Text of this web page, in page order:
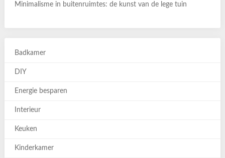
Minimalisme in buitenruimtes: de kunst van de lege tuin
Badkamer
DIY
Energie besparen
Interieur
Keuken
Kinderkamer